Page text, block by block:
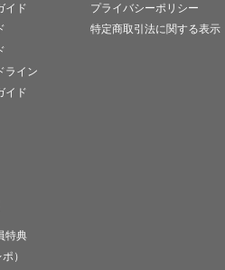
イド
ライン
イド
特典
）
プライバシーポリシー
特定商取引法に関する表示